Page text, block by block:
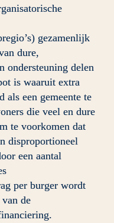
gezamenlijk
dure,
ondersteuning delen
is waaruit extra
als een gemeente te
die veel en dure
te voorkomen dat
disproportioneel
een aantal
per burger wordt
de